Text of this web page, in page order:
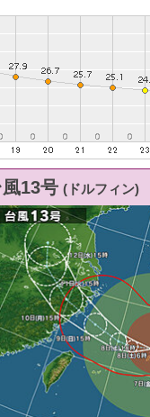
風13号 (ドルフィン)